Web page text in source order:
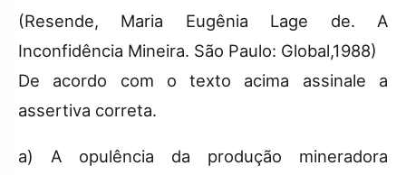
(Resende, Maria Eugênia Lage de. A
Inconfidência Mineira. São Paulo: Global,1988)
De acordo com o texto acima assinale a
assertiva correta.
a) A opulência da produção mineradora